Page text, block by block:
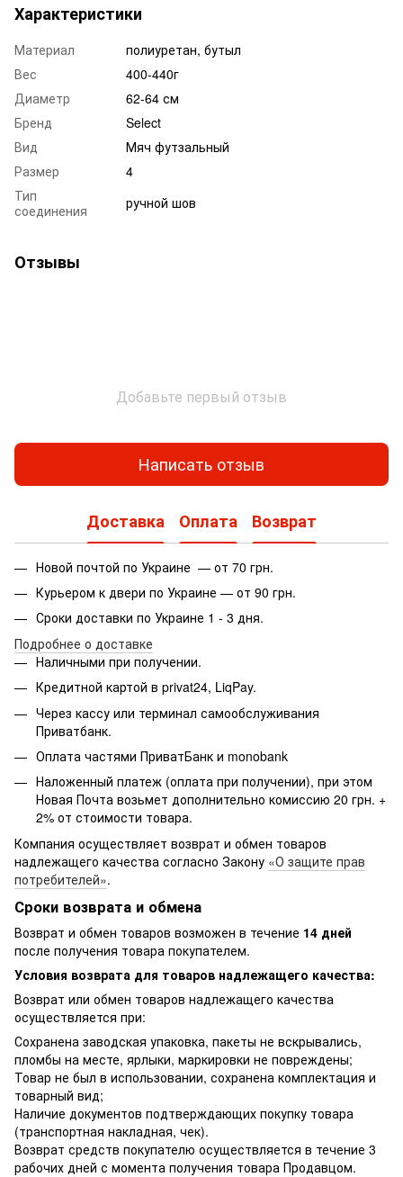
Характеристики
Материал
полиуретан, бутыл
Вес
400-440г
Диаметр
62-64 см
Бренд
Select
Вид
Мяч футзальный
Размер
4
Тип
соединения
ручной шов
Отзывы
Добавьте первый отзыв
Написать отзыв
Доставка Оплата Возврат
Новой почтой по Украине — от 70 грн.
Курьером к двери по Украине — от 90 грн.
Сроки доставки по Украине 1 - 3 дня.
Подробнее о доставке
Наличными при получении.
Кредитной картой в privat24, LiqPay.
Через кассу или терминал самообслуживания
Приватбанк.
Оплата частями ПриватБанк и monobank
Наложенный платеж (оплата при получении), при этом
Новая Почта возьмет дополнительно комиссию 20 грн. +
2% от стоимости товара.
Компания осуществляет возврат и обмен товаров
надлежащего качества согласно Закону «О защите прав
потребителей».
Сроки возврата и обмена
Возврат и обмен товаров возможен в течение 14 дней
после получения товара покупателем.
Условия возврата для товаров надлежащего качества:
Возврат или обмен товаров надлежащего качества
осуществляется при:
Сохранена заводская упаковка, пакеты не вскрывались,
пломбы на месте, ярлыки, маркировки не повреждены;
Товар не был в использовании, сохранена комплектация и
товарный вид;
Наличие документов подтверждающих покупку товара
(транспортная накладная, чек).
Возврат средств покупателю осуществляется в течение 3
рабочих дней с момента получения товара Продавцом.